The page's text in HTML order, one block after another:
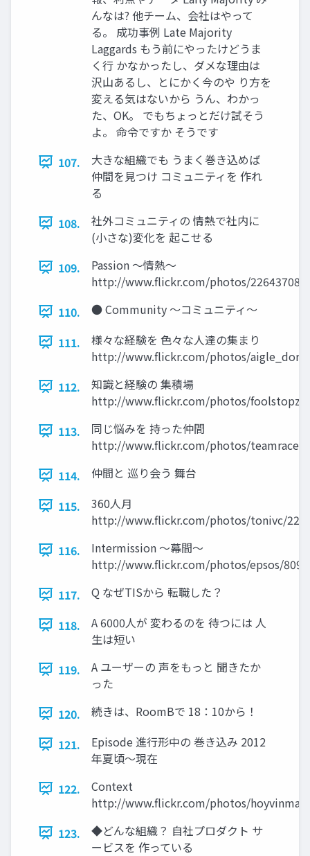
んなは? 他チーム、会社はやって
る。 成功事例 Late Majority
Laggards もう前にやったけどうま
く行 かなかったし、ダメな理由は
沢山あるし、とにかく今のや り方を
変える気はないから うん、わかっ
た、OK。 でもちょっとだけ試そう
よ。 命令ですか そうです
107.
大きな組織でも うまく巻き込めば
仲間を見つけ コミュニティを 作れ
る
108.
社外コミュニティの 情熱で社内に
(小さな)変化を 起こせる
109.
Passion ～情熱～
http://www.flickr.com/photos/
110.
● Community ～コミュニティ～
111.
様々な経験を 色々な人達の集まり
http://www.flickr.com/photos/
112.
知識と経験の 集積場
http://www.flickr.com/photos/
113.
同じ悩みを 持った仲間
http://www.flickr.com/photos/
114.
仲間と 巡り会う 舞台
115.
360人月
http://www.flickr.com/photos/tonivc/
116.
Intermission ～幕間～
http://www.flickr.com/photos/epsos/
117.
Q なぜTISから 転職した？
118.
A 6000人が 変わるのを 待つには 人
生は短い
119.
A ユーザーの 声をもっと 聞きたか
った
120.
続きは、RoomBで 18：10から！
121.
Episode 進行形中の 巻き込み 2012
年夏頃～現在
122.
Context
http://www.flickr.com/photos/
123.
◆どんな組織？ 自社プロダクト サ
ービスを 作っている